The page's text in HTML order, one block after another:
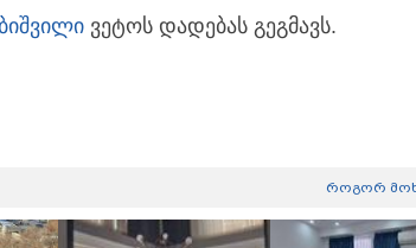
ვეტოს დადებას გეგმავს.
როგორ